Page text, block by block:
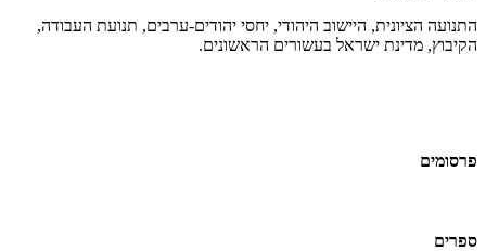
התנועה הציונית, היישוב היהודי, יחסי יהודים-ערבים, תנועת העבודה,
הקיבוץ, מדינת ישראל בעשורים הראשונים.
פרסומים
ספרים